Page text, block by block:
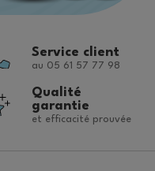
Service client
au 05 61 57 77 98
Qualité
garantie
et efficacité prouvée